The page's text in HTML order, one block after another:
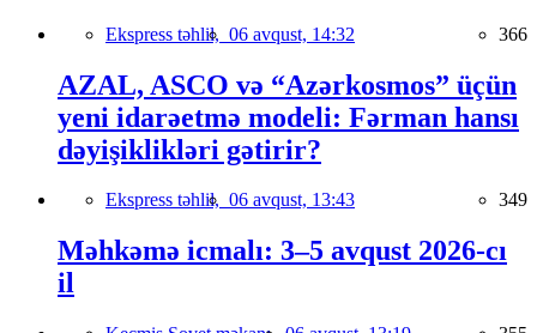
Ekspress təhlil, 06 avqust, 14:32 366
AZAL, ASCO və “Azərkosmos” üçün
yeni idarəetmə modeli: Fərman hansı
dəyişiklikləri gətirir?
Ekspress təhlil, 06 avqust, 13:43 349
Məhkəmə icmalı: 3–5 avqust 2026-cı
il